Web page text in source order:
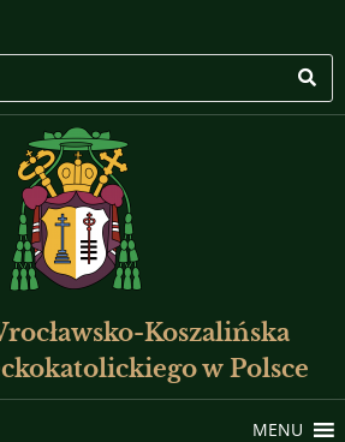
Koszalińska
w Polsce
MENU